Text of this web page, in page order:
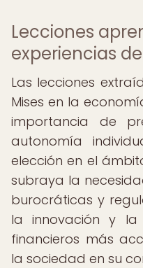
Lecciones
experiencias
Las lecciones
Mises en la
importancia de
autonomía
elección en el
subraya la
burocráticas y
la innovación y la
financieros más
la sociedad en su